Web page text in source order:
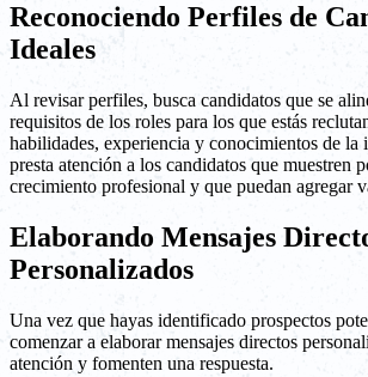
Reconociendo Perfiles de
Ideales
Al revisar perfiles, busca candidatos que se
requisitos de los roles para los que estás
habilidades, experiencia y conocimientos de la
presta atención a los candidatos que muestren
crecimiento profesional y que puedan agregar
Elaborando Mensajes
Personalizados
Una vez que hayas identificado prospectos
comenzar a elaborar mensajes directos
atención y fomenten una respuesta.